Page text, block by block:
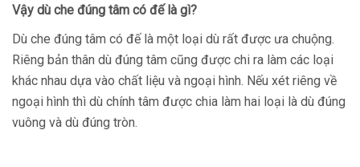
Vậy dù che đúng tâm có đế là gì?
Dù che đúng tâm có đế là một loại dù rất được ưa chuộng.
Riêng bản thân dù đúng tâm cũng được chi ra làm các loại
khác nhau dựa vào chất liệu và ngoại hình. Nếu xét riêng về
ngoại hình thì dù chính tâm được chia làm hai loại là dù đúng
vuông và dù đúng tròn.